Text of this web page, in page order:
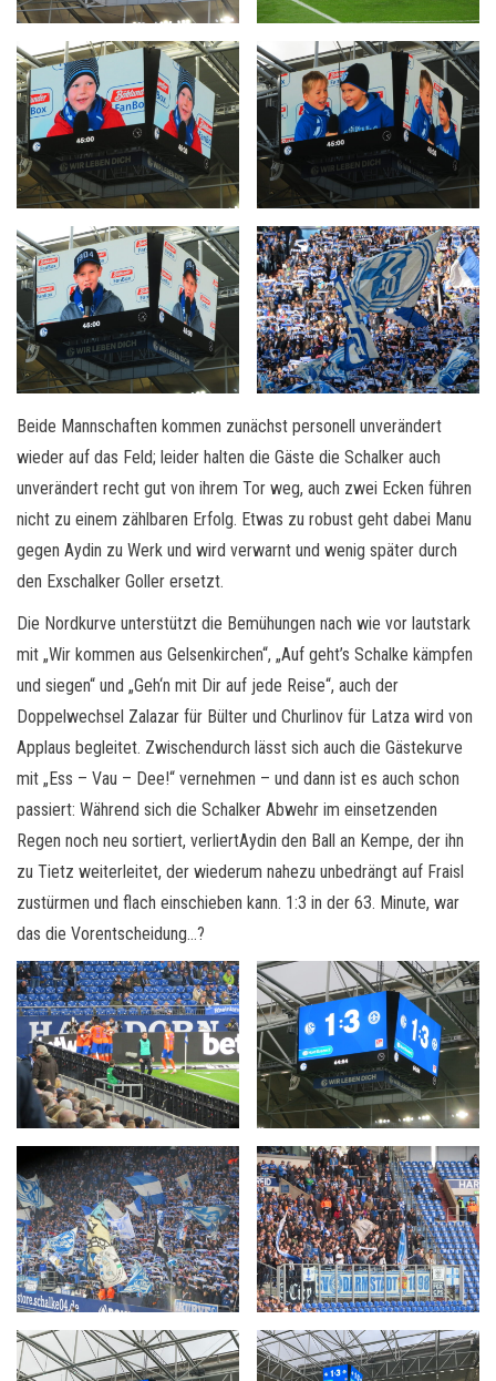
Beide Mannschaften kommen zunächst personell unverändert
wieder auf das Feld; leider halten die Gäste die Schalker auch
unverändert recht gut von ihrem Tor weg, auch zwei Ecken führen
nicht zu einem zählbaren Erfolg. Etwas zu robust geht dabei Manu
gegen Aydin zu Werk und wird verwarnt und wenig später durch
den Exschalker Goller ersetzt.
Die Nordkurve unterstützt die Bemühungen nach wie vor lautstark
mit „Wir kommen aus Gelsenkirchen“, „Auf geht’s Schalke kämpfen
und siegen“ und „Geh‘n mit Dir auf jede Reise“, auch der
Doppelwechsel Zalazar für Bülter und Churlinov für Latza wird von
Applaus begleitet. Zwischendurch lässt sich auch die Gästekurve
mit „Ess – Vau – Dee!“ vernehmen – und dann ist es auch schon
passiert: Während sich die Schalker Abwehr im einsetzenden
Regen noch neu sortiert, verliertAydin den Ball an Kempe, der ihn
zu Tietz weiterleitet, der wiederum nahezu unbedrängt auf Fraisl
zustürmen und flach einschieben kann. 1:3 in der 63. Minute, war
das die Vorentscheidung…?